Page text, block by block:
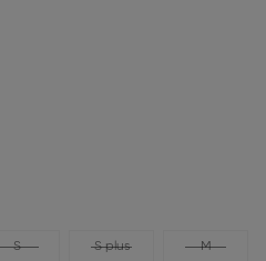
S S plus M